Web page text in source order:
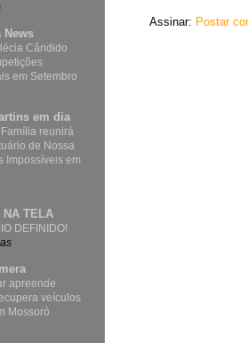
Assinar: Postar
News
Cândido
em Setembro
em dia
reunirá
de Nossa
Impossíveis em
NA TELA
DEFINIDO!
apreende
veículos
Mossoró